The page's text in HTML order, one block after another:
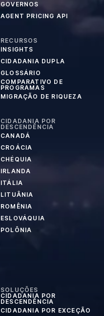
GOVERNOS
AGENT PRICING API
RECURSOS
INSIGHTS
CIDADANIA DUPLA
GLOSSÁRIO
COMPARATIVO DE
PROGRAMAS
MIGRAÇÃO DE RIQUEZA
CIDADANIA POR
DESCENDÊNCIA
CANADÁ
CROÁCIA
CHÉQUIA
IRLANDA
ITÁLIA
LITUÂNIA
ROMÊNIA
ESLOVÁQUIA
POLÔNIA
SOLUÇÕES
CIDADANIA POR
DESCENDÊNCIA
CIDADANIA POR EXCEÇÃO